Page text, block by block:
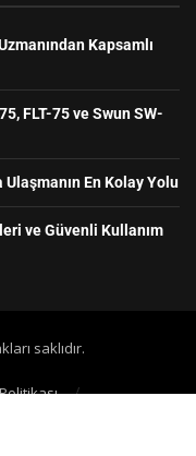
Kapsamlı
FLT-75 ve Swun SW-
Ulaşmanın En Kolay Yolu
ve Güvenli Kullanım
saklıdır.